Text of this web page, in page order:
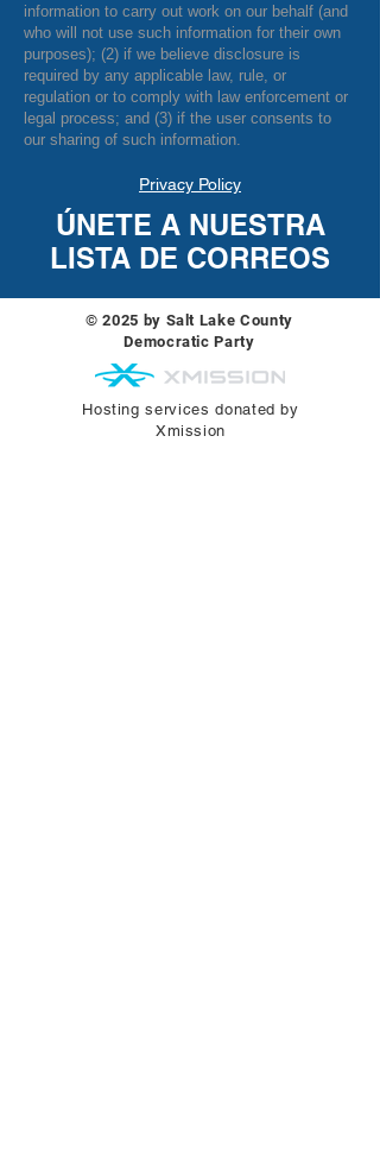
information to carry out work on our behalf (and
who will not use such information for their own
purposes); (2) if we believe disclosure is
required by any applicable law, rule, or
regulation or to comply with law enforcement or
legal process; and (3) if the user consents to
our sharing of such information.
Privacy Policy
ÚNETE A NUESTRA
LISTA DE CORREOS
© 2025 by Salt Lake County
Democratic Party
Hosting services donated by
Xmission